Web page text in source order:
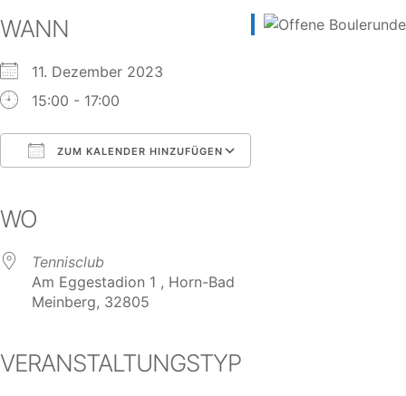
WANN
11. Dezember 2023
15:00 - 17:00
ZUM KALENDER HINZUFÜGEN
WO
Tennisclub
Am Eggestadion 1 , Horn-Bad
Meinberg, 32805
VERANSTALTUNGSTYP